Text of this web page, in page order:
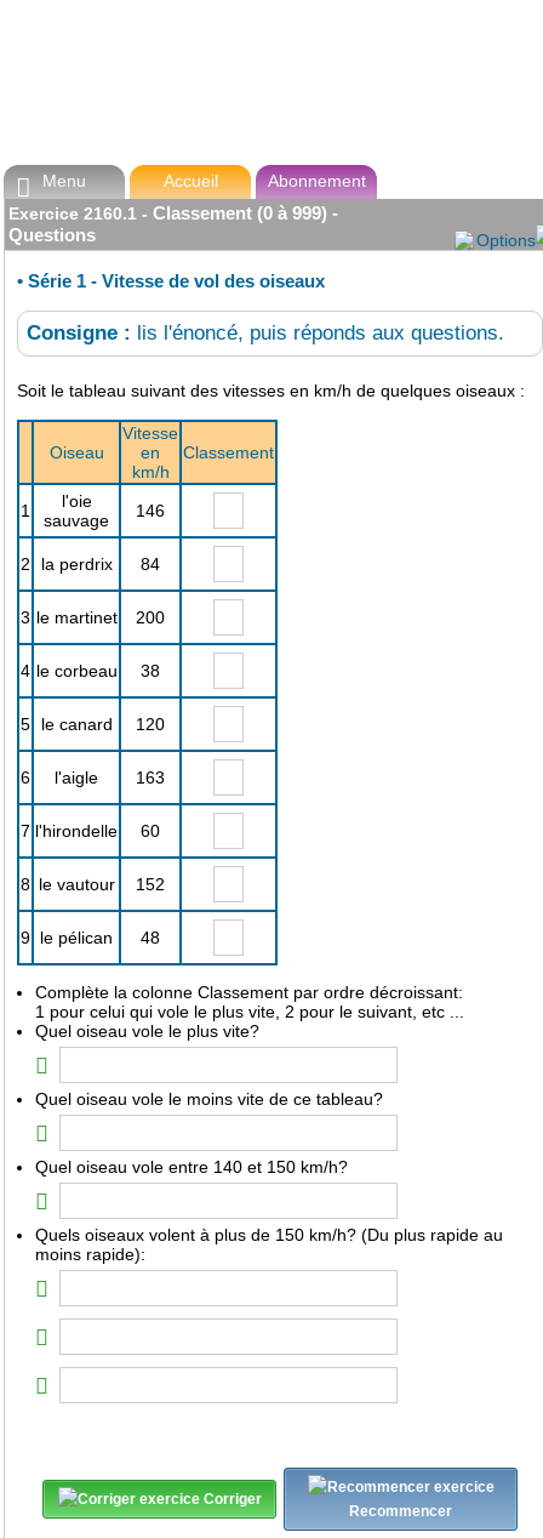
 Menu Accueil
Abonnement
Exercice 2160.1 - Classement (0 à 999) -
Questions
Options
• Série 1 - Vitesse de vol des oiseaux
Consigne : lis l'énoncé, puis réponds aux questions.
Soit le tableau suivant des vitesses en km/h de quelques oiseaux :
Oiseau
Vitesse
en
km/h
Classement
1
l'oie
sauvage
146
2 la perdrix 84
3 le martinet 200
4 le corbeau 38
5 le canard 120
6 l'aigle 163
7 l'hirondelle 60
8 le vautour 152
9 le pélican 48
Complète la colonne Classement par ordre décroissant:
1 pour celui qui vole le plus vite, 2 pour le suivant, etc ...
Quel oiseau vole le plus vite?
Quel oiseau vole le moins vite de ce tableau?
Quel oiseau vole entre 140 et 150 km/h?
Quels oiseaux volent à plus de 150 km/h? (Du plus rapide au
moins rapide):
Corriger
Recommencer